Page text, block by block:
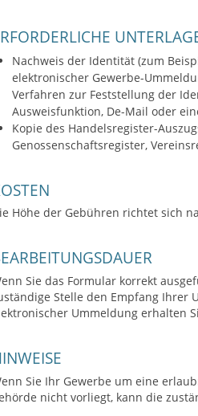
Nachweis der Identität (zum
elektronischer Gewerbe-
Verfahren zur Feststellung der
Ausweisfunktion, De-Mail oder
Kopie des Handelsregister-
Genossenschaftsregister,
Höhe der Gebühren richtet sich
Sie das Formular korrekt
Stelle den Empfang Ihrer
Ummeldung erhalten
Sie Ihr Gewerbe um eine
nicht vorliegt, kann die